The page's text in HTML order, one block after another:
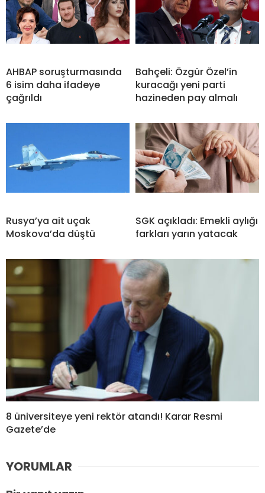
AHBAP soruşturmasında
6 isim daha ifadeye
çağrıldı
Bahçeli: Özgür Özel’in
kuracağı yeni parti
hazineden pay almalı
Rusya’ya ait uçak
Moskova’da düştü
SGK açıkladı: Emekli aylığı
farkları yarın yatacak
8 üniversiteye yeni rektör atandı! Karar Resmi
Gazete’de
YORUMLAR